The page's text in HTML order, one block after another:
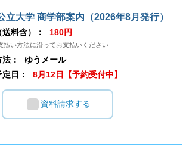
立大学 商学部案内（2026年8月発行）
料含）： 180円
払い方法に沿ってお支払いください
：
ゆうメール
日：
8月12日【予約受付中】
資料請求する